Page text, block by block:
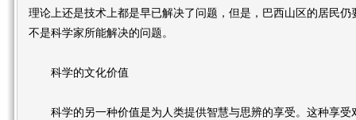
理论上还是技术上都是早已解决了问题，但是，巴西山区的居民
不是科学家所能解决的问题。
科学的文化价值
科学的另一种价值是为人类提供智慧与思辨的享受。这种享受